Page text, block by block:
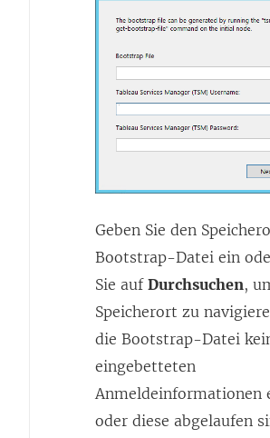
Geben Sie den
Bootstrap-Datei ein
Sie auf Durchsuchen,
Speicherort zu
die Bootstrap-Datei
eingebetteten
Anmeldeinformationen
oder diese abgelaufen